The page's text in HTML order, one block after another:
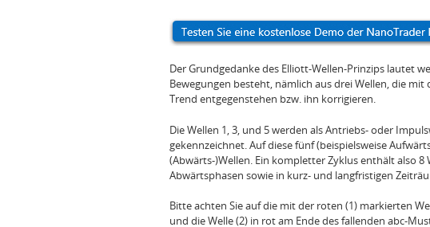
Der Grundgedanke des Elliott-Wellen-Prinzips lautet
Bewegungen besteht, nämlich aus drei Wellen, die
Trend entgegenstehen bzw. ihn korrigieren.
Die Wellen 1, 3, und 5 werden als Antriebs- oder
gekennzeichnet. Auf diese fünf (beispielsweise
(Abwärts-)Wellen. Ein kompletter Zyklus enthält also
Abwärtsphasen sowie in kurz- und langfristigen
Bitte achten Sie auf die mit der roten (1) markierten
und die Welle (2) in rot am Ende des fallenden abc-